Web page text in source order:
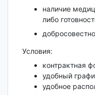
наличие
либо
Условия:
контрактная
удобный
удобное